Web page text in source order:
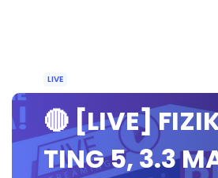
LIVE
🔴 [LIVE]
TING 5, 3.3